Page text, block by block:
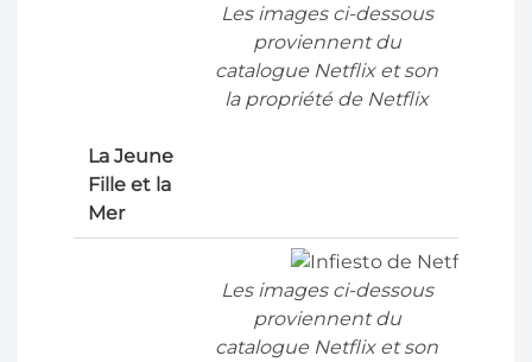
La Jeune
Fille et la
Mer
Les images ci-dessous
proviennent du
catalogue Netflix et son
la propriété de Netflix
Les images ci-dessous
proviennent du
catalogue Netflix et son